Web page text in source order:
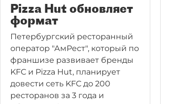
Pizza Hut обновляет
формат
Петербургский ресторанный
оператор "АмРест", который по
франшизе развивает бренды
KFC и Pizza Hut, планирует
довести сеть KFC до 200
ресторанов за 3 года и